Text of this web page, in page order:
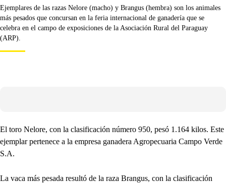
Ejemplares de las razas Nelore (macho) y Brangus (hembra) son los animales
más pesados que concursan en la feria internacional de ganadería que se
celebra en el campo de exposiciones de la Asociación Rural del Paraguay
(ARP).
El toro Nelore, con la clasificación número 950, pesó 1.164 kilos. Este
ejemplar pertenece a la empresa ganadera Agropecuaria Campo Verde
S.A.
La vaca más pesada resultó de la raza Brangus, con la clasificación